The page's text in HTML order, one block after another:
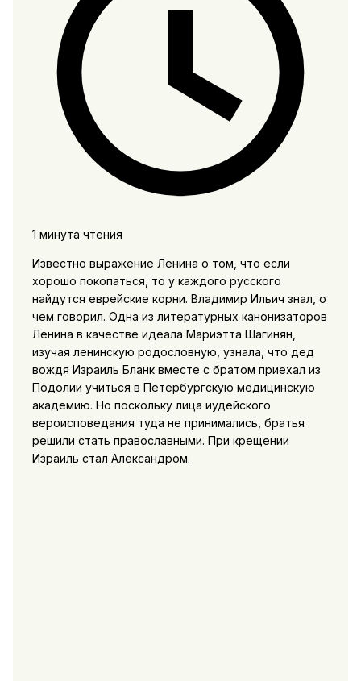
1 минута чтения
Известно выражение Ленина о том, что если
хорошо покопаться, то у каждого русского
найдутся еврейские корни. Владимир Ильич знал, о
чем говорил. Одна из литературных канонизаторов
Ленина в качестве идеала Мариэтта Шагинян,
изучая ленинскую родословную, узнала, что дед
вождя Израиль Бланк вместе с братом приехал из
Подолии учиться в Петербургскую медицинскую
академию. Но поскольку лица иудейского
вероисповедания туда не принимались, братья
решили стать православными. При крещении
Израиль стал Александром.